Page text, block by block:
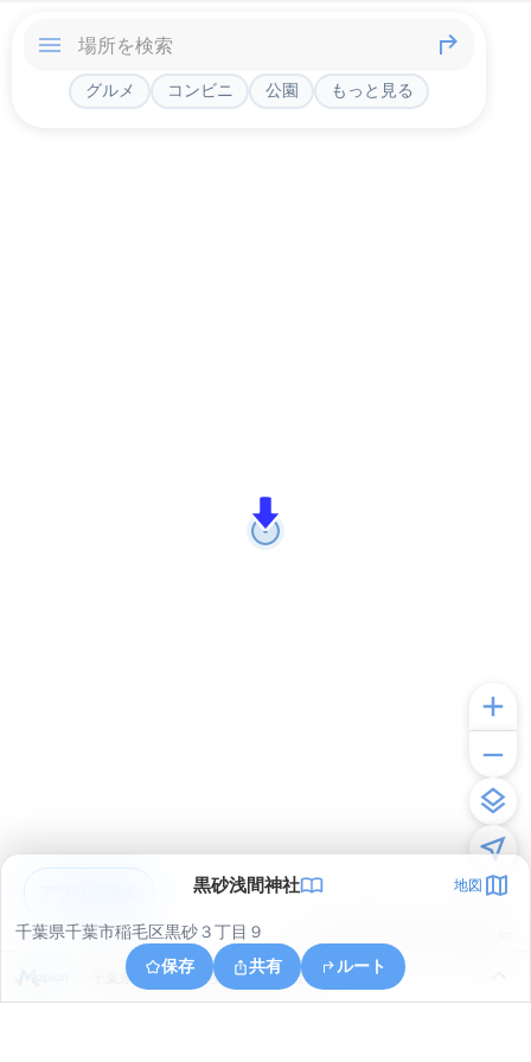
グルメ コンビニ 公園 もっと見る
黒砂浅間神社 地図
千葉県千葉市稲毛区黒砂３丁目９
保存
共有 ルート
千葉県千葉市稲毛区小仲台８丁目６